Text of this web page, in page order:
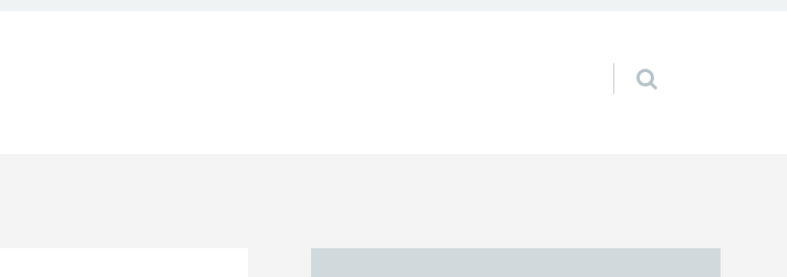
Pular para o conteúdo